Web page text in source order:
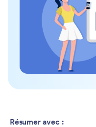
Résumer avec :